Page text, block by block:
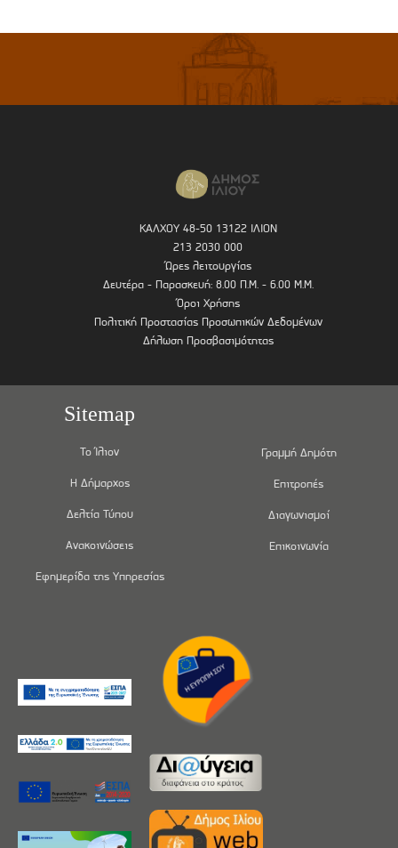
ΚΑΛΧΟΥ 48-50 13122 ΙΛΙΟΝ
213 2030 000
Ώρες λειτουργίας
Δευτέρα - Παρασκευή: 8.00 Π.Μ. - 6.00 Μ.Μ.
Όροι Χρήσης
Πολιτική Προστασίας Προσωπικών Δεδομένων
Δήλωση Προσβασιμότητας
Sitemap
Το Ίλιον
Η Δήμαρχος
Δελτία Τύπου
Ανακοινώσεις
Εφημερίδα της Υπηρεσίας
Γραμμή Δημότη
Επιτροπές
Διαγωνισμοί
Επικοινωνία